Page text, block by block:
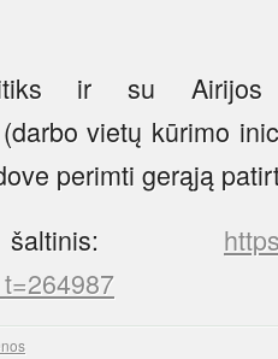
ir su Airijos
(darbo vietų kūrimo
perimti gerąją
šaltinis: